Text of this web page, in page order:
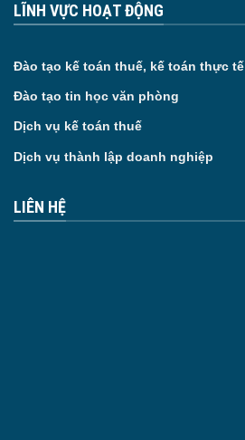
LĨNH VỰC HOẠT ĐỘNG
Đào tạo kế toán thuế, kế toán thực tế
Đào tạo tin học văn phòng
Dịch vụ kế toán thuế
Dịch vụ thành lập doanh nghiệp
LIÊN HỆ